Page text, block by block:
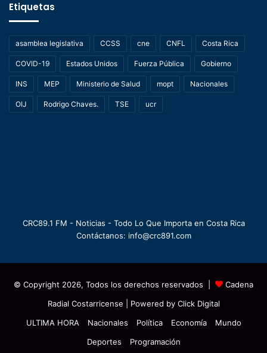
Etiquetas
asamblea legislativa CCSS cne CNFL Costa Rica
COVID-19 Estados Unidos Fuerza Pública Gobierno
INS MEP Ministerio de Salud mopt Nacionales
OIJ Rodrigo Chaves. TSE ucr
CRC89.1 FM - Noticias - Todo Lo Que Importa en Costa Rica
Contáctanos: info@crc891.com
© Copyright 2026, Todos los derechos reservados |
Cadena
Radial Costarricense | Powered by Click Digital
ULTIMA HORA
Nacionales Política Economía
Mundo
Deportes
Programación